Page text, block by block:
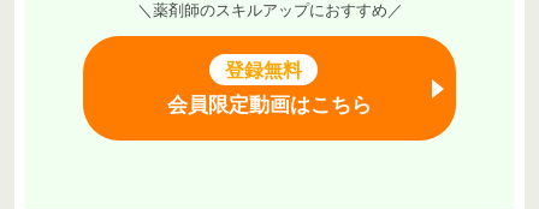
＼薬剤師のスキルアップにおすすめ／
登録無料
会員限定動画はこちら